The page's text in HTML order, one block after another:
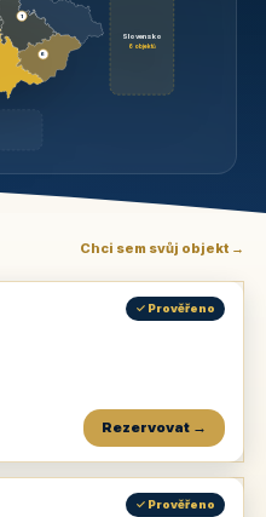
Slovensko
6 objektů
1
6
Chci sem svůj objekt →
✓ Prověřeno
Rezervovat →
✓ Prověřeno